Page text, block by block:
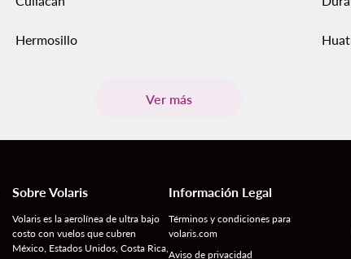
Hermosillo
Ver más
Sobre Volaris
Volaris es la aerolínea de ultra bajo
costo con vuelos que cubren
México, Estados Unidos, Costa Rica,
Información Legal
Términos y condiciones para
volaris.com
Aviso de privacidad